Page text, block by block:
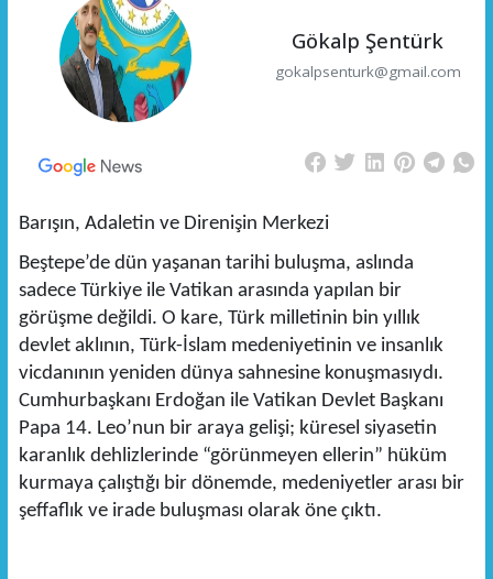
Gökalp Şentürk
gokalpsenturk@gmail.com
Barışın, Adaletin ve Direnişin Merkezi
Beştepe’de dün yaşanan tarihi buluşma, aslında
sadece Türkiye ile Vatikan arasında yapılan bir
görüşme değildi. O kare, Türk milletinin bin yıllık
devlet aklının, Türk-İslam medeniyetinin ve insanlık
vicdanının yeniden dünya sahnesine konuşmasıydı.
Cumhurbaşkanı Erdoğan ile Vatikan Devlet Başkanı
Papa 14. Leo’nun bir araya gelişi; küresel siyasetin
karanlık dehlizlerinde “görünmeyen ellerin” hüküm
kurmaya çalıştığı bir dönemde, medeniyetler arası bir
şeffaflık ve irade buluşması olarak öne çıktı.